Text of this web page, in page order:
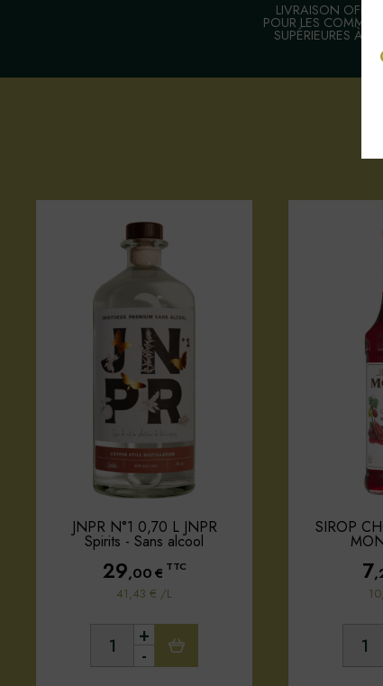
LIVRAISON
POUR LES
SUPÉRIEURES À 30
JNPR N°1 0,70 L JNPR
Spirits - Sans alcool
29,00€ TTC
41,43 € /L
-
+
SIROP
7